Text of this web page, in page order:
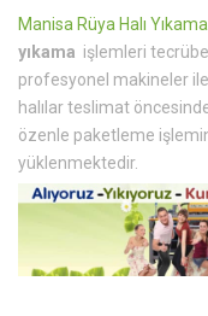
Manisa Rüya Halı
yıkama işlemleri
profesyonel makineler
halılar teslimat
özenle paketleme
yüklenmektedir.